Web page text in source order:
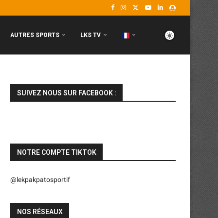
AUTRES SPORTS LKS TV
SUIVEZ NOUS SUR FACEBOOK :
NOTRE COMPTE TIKTOK
@lekpakpatosportif
NOS RÉSEAUX